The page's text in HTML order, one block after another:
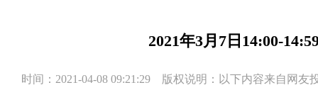
2021年3月7日14:00-
时间：2021-04-08 09:21:29 版权说明：以下内容来自网友